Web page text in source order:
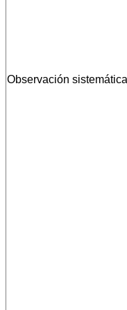
Observación sistemática